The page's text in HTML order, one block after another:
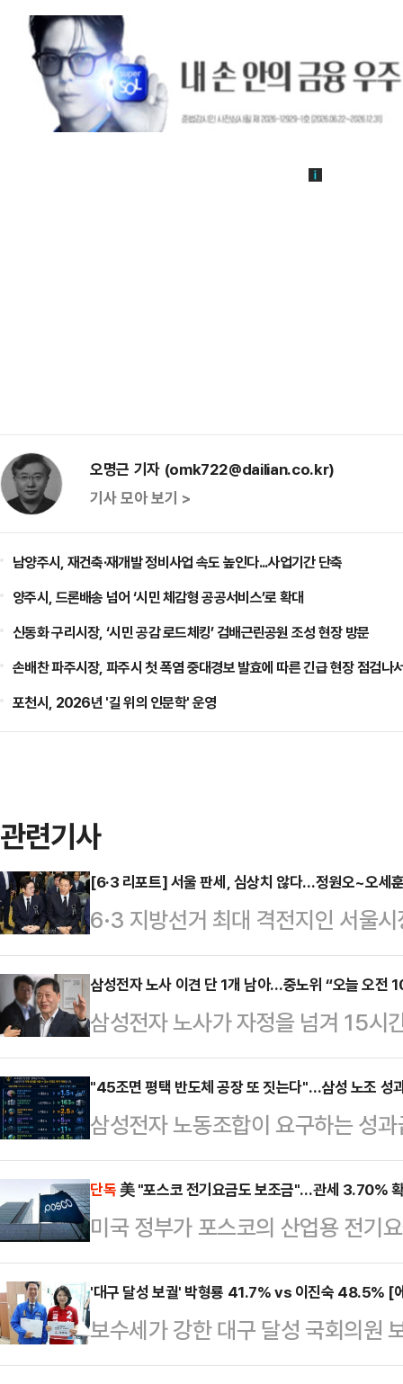
오명근 기자 (omk722@dailian.co.kr)
기사 모아 보기 >
남양주시, 재건축·재개발 정비사업 속도 높인다...사업기간 단축
양주시, 드론배송 넘어 ‘시민 체감형 공공서비스’로 확대
신동화 구리시장, ‘시민 공감 로드체킹’ 검배근린공원 조성 현장 방문
손배찬 파주시장, 파주시 첫 폭염 중대경보 발효에 따른 긴급 현장 점검나
포천시, 2026년 '길 위의 인문학' 운영
관련기사
[6·3 리포트] 서울 판세, 심상치 않다…정원오~오세
6·3 지방선거 최대 격전지인 서울
나온다. '대세론'을 등에 업은 정원
당초 관측이 흔들리고 있기 때문이
과거 논란이 잡으면서, 오세훈 국민
는 것이다. 다만 전문가들은 가능성
다.20일 중앙선거관리위원회에 따
앞으로 다가왔다. 특히 오는 21일
지방선거 승리를 위…
삼성전자 노사 이견 단 1개 남아…중노위 “오늘 오전
삼성전자 노사가 자정을 넘겨 15시
이르지 못했다. 이들은 20일 오전
20일 “19일 오전 10시부터 진행
분 정회했다”며 “20일 오전 10시
혔다.박수근 중노위 위원장은 정회
줘서 대부분 이견은 정리됐는데 하
리해 오전 10시에 다시 오기로 했
냈지…
"45조면 평택 반도체 공장 또 짓는다"…삼성 노조 성
삼성전자 노동조합이 요구하는 성
투자 관점에서 환산한 비교 자료가
순한 비용이 아니라, 글로벌 기술
금 규모라는 점을 시각적으로 보여
니티 등에 따르면 해당 자료는 45
로벌 인수합병(M&A), 인공지능
양한 미래 사업 영역에 대입해 환
단독 美 "포스코 전기요금도 보조금"…관세 3.70%
미국 정부가 포스코의 산업용 전기
사실상 ‘보조금’으로 판단하고 상
철강업계가 적용받는 전기요금·탄
있다는 분석이 나온다.19일 철강업
무부는 포스코가 미국으로 수출한
'대구 달성 보궐' 박형룡 41.7% vs 이진숙 48.5% [
보수세가 강한 대구 달성 국회의원
가 이진숙 국민의힘 후보와 오차범